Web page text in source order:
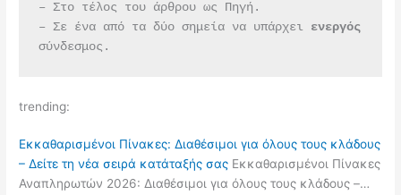
– Στο τέλος του άρθρου ως Πηγή.
– Σε ένα από τα δύο σημεία να υπάρχει
ενεργός
σύνδεσμος.
trending:
Εκκαθαρισμένοι Πίνακες: Διαθέσιμοι για όλους τους κλάδους
– Δείτε τη νέα σειρά κατάταξής σας Εκκαθαρισμένοι Πίνακες
Αναπληρωτών 2026: Διαθέσιμοι για όλους τους κλάδους –…